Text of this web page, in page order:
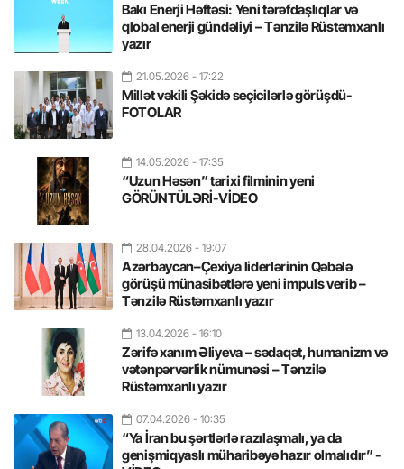
Bakı Enerji Həftəsi: Yeni tərəfdaşlıqlar və
qlobal enerji gündəliyi – Tənzilə Rüstəmxanlı
yazır
21.05.2026 - 17:22
Millət vəkili Şəkidə seçicilərlə görüşdü-
FOTOLAR
14.05.2026 - 17:35
“Uzun Həsən” tarixi filminin yeni
GÖRÜNTÜLƏRİ-VİDEO
28.04.2026 - 19:07
Azərbaycan–Çexiya liderlərinin Qəbələ
görüşü münasibətlərə yeni impuls verib –
Tənzilə Rüstəmxanlı yazır
13.04.2026 - 16:10
Zərifə xanım Əliyeva – sədaqət, humanizm və
vətənpərvərlik nümunəsi – Tənzilə
Rüstəmxanlı yazır
07.04.2026 - 10:35
“Ya İran bu şərtlərlə razılaşmalı, ya da
genişmiqyaslı müharibəyə hazır olmalıdır” -